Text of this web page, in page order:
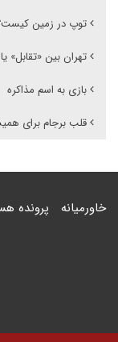
توپ در زمین
تهران بین «تقابل»
بازی به اسم مذاکره
قلب برجام برای
خاورمیانه پرونده